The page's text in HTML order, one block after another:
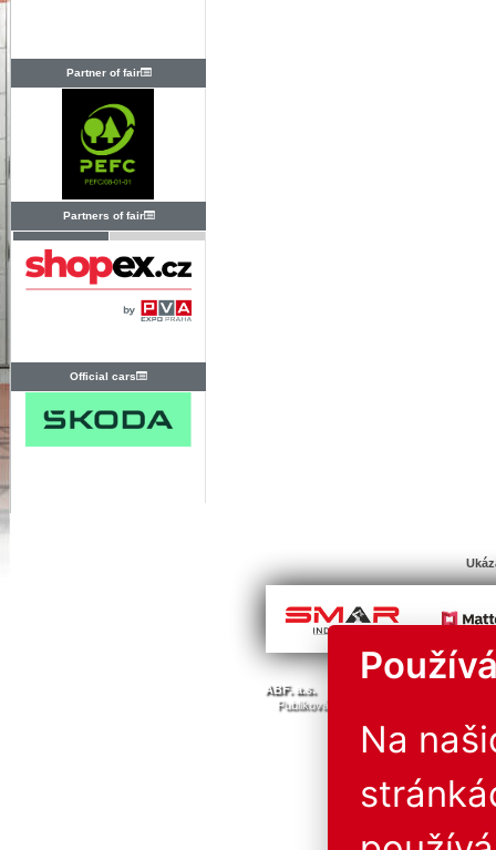
Partner of fair
Partners of fair
Official cars
© Všechna
ABF. a.s.
Publikování nebo další šíření obsahu
Na